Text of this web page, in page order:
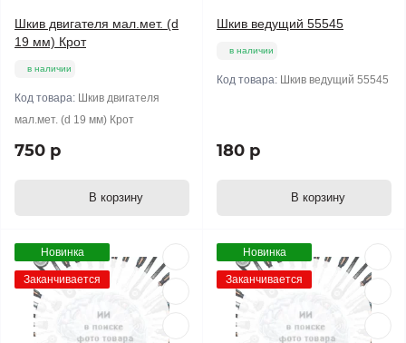
Шкив двигателя мал.мет. (d
19 мм) Крот
в наличии
Код товара: Шкив двигателя
мал.мет. (d 19 мм) Крот
750 р
В корзину
Шкив ведущий 55545
в наличии
Код товара: Шкив ведущий 55545
180 р
В корзину
Новинка
Заканчивается
Новинка
Заканчивается